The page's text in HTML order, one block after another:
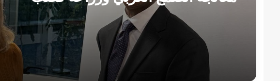
معالجة الصمغ العربي وزراعة قصب
السكر والقطن
وزير الزراعة يعلن عن خطة لتصدير
القمح !!